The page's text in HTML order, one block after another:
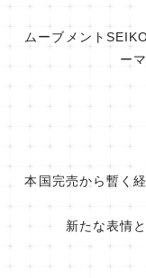
ムーブメント
ー
本国完売から暫く
新たな表情